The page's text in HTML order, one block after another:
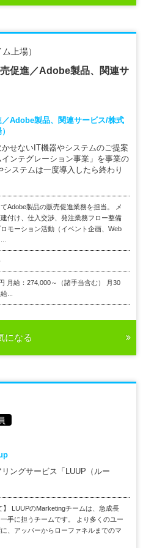
上場）
促進／Adobe製品、関連サ
／Adobe製品、関連サービス/株式
せないIT機器やシステムのご提案
ンテグレーション事業」を事業の
ステムは一度導入したら終わり
Adobe製品の販売促進業務を担当。 メ
付け、仕入交渉、発注業務フロー整備
モーション活動（イベント企画、Web
月給：274,000～（諸手当含む） 月30
...
になる
ングサービス「LUUP（ルー
】 LUUPのMarketingチームは、急成長
手に担うチームです。 より多くのユー
、アッパーからローファネルまでのマ